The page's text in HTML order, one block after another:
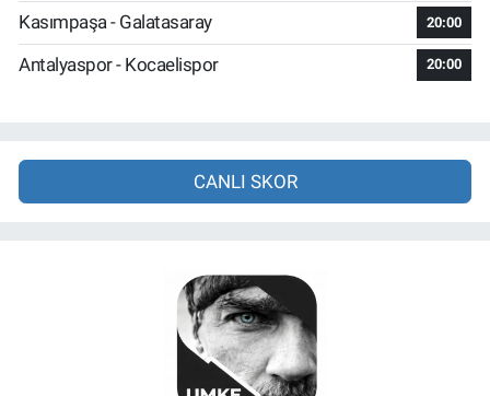
Kasımpaşa - Galatasaray 20:00
Antalyaspor - Kocaelispor 20:00
CANLI SKOR